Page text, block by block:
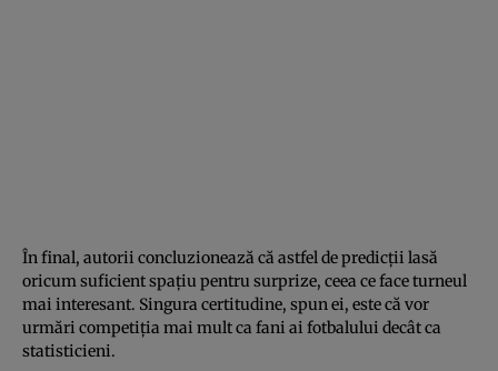
În final, autorii concluzionează că astfel de predicții lasă
oricum suficient spațiu pentru surprize, ceea ce face turneul
mai interesant. Singura certitudine, spun ei, este că vor
urmări competiția mai mult ca fani ai fotbalului decât ca
statisticieni.